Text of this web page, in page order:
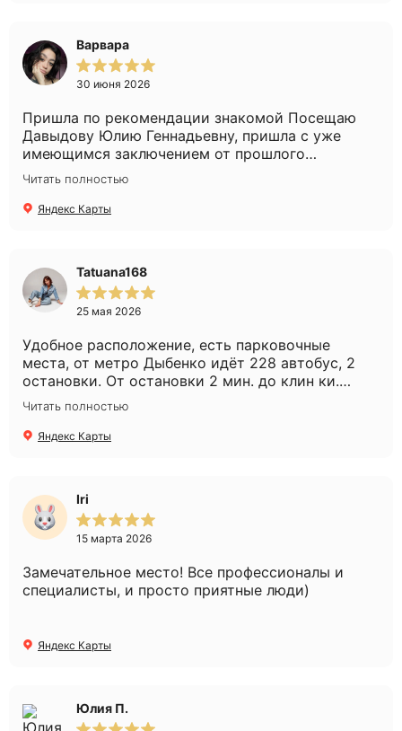
Варвара
30 июня 2026
Пришла по рекомендации знакомой Посещаю
Давыдову Юлию Геннадьевну, пришла с уже
имеющимся заключением от прошлого
специалиста, но у меня всё равно собрали
анамнез и уточнили дополнительные детали.
Всегда дают новые пробники средств,
профессионала. Девушки-администраторы
всегда очень приветливы, предложат напитки,
спросят, всё ли хорошо, предложат удобное
дорожелательная, даже жаль, что я так редко
хожу в клинику, как бы странно ни звучало🙌
Читать полностью
Яндекс Карты
Tatuana168
25 мая 2026
Удобное расположение, есть парковочные
места, от метро Дыбенко идёт 228 автобус, 2
остановки. От остановки 2 мин. до клин ки.
Получила консультацию, рекомендации по
процедурами. Сделала выбор в пользу плазмо
лифтинга. Легкая рука Анны Николаевны,
Читать полностью
Яндекс Карты
Iri
15 марта 2026
Замечательное место! Все профессионалы и
специалисты, и просто приятные люди)
Яндекс Карты
Юлия П.